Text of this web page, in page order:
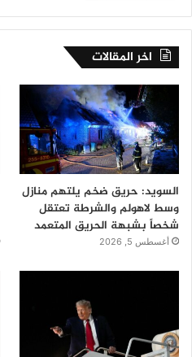
اخر المقالات
السويد: حريق ضخم يلتهم منازل
وسط لاهولم والشرطة تعتقل
شخصاً بشبهة الحريق المتعمد
أغسطس 5, 2026